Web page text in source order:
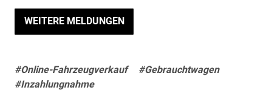
WEITERE MELDUNGEN
#Online-Fahrzeugverkauf
#Gebrauchtwagen
#Inzahlungnahme